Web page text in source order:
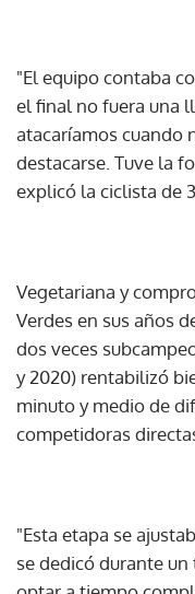
"El equipo contaba
el final no fuera una
atacaríamos cuando
destacarse. Tuve la
explicó la ciclista de
Vegetariana y
Verdes en sus años
dos veces
y 2020) rentabilizó
minuto y medio de
competidoras
"Esta etapa se
se dedicó durante